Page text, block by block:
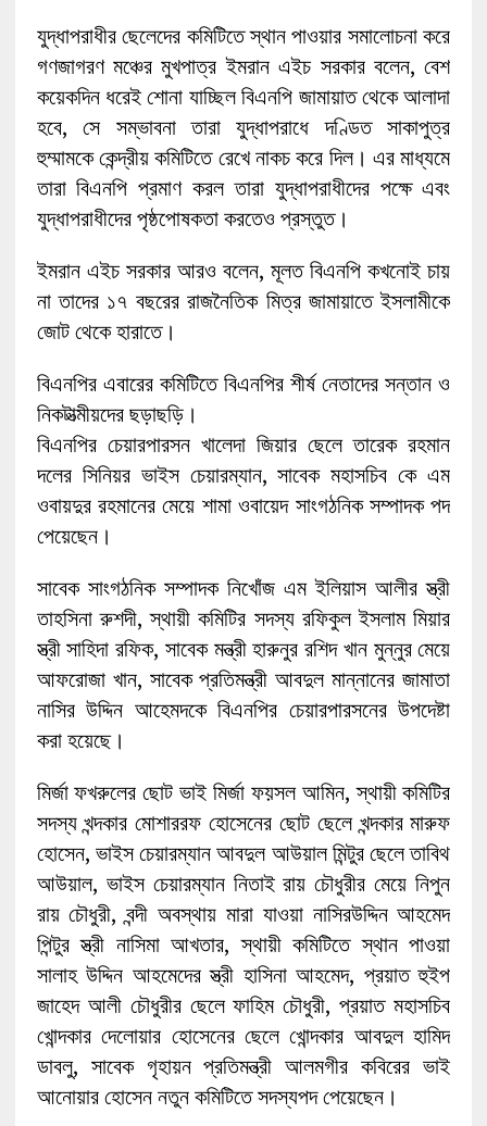
যুদ্ধাপরাধীর ছেলেদের কমিটিতে স্থান পাওয়ার সমালোচনা করে
গণজাগরণ মঞ্চের মুখপাত্র ইমরান এইচ সরকার বলেন, বেশ
কয়েকদিন ধরেই শোনা যাচ্ছিল বিএনপি জামায়াত থেকে আলাদা
হবে, সে সম্ভাবনা তারা যুদ্ধাপরাধে দণ্ডিত সাকাপুত্র
হুম্মামকে কেন্দ্রীয় কমিটিতে রেখে নাকচ করে দিল। এর মাধ্যমে
তারা বিএনপি প্রমাণ করল তারা যুদ্ধাপরাধীদের পক্ষে এবং
যুদ্ধাপরাধীদের পৃষ্ঠপোষকতা করতেও প্রস্তুত।
ইমরান এইচ সরকার আরও বলেন, মূলত বিএনপি কখনোই চায়
না তাদের ১৭ বছরের রাজনৈতিক মিত্র জামায়াতে ইসলামীকে
জোট থেকে হারাতে।
বিএনপির এবারের কমিটিতে বিএনপির শীর্ষ নেতাদের সন্তান ও
নিকটাত্মীয়দের ছড়াছড়ি।
বিএনপির চেয়ারপারসন খালেদা জিয়ার ছেলে তারেক রহমান
দলের সিনিয়র ভাইস চেয়ারম্যান, সাবেক মহাসচিব কে এম
ওবায়দুর রহমানের মেয়ে শামা ওবায়েদ সাংগঠনিক সম্পাদক পদ
পেয়েছেন।
সাবেক সাংগঠনিক সম্পাদক নিখোঁজ এম ইলিয়াস আলীর স্ত্রী
তাহসিনা রুশদী, স্থায়ী কমিটির সদস্য রফিকুল ইসলাম মিয়ার
স্ত্রী সাহিদা রফিক, সাবেক মন্ত্রী হারুনুর রশিদ খান মুন্নুর মেয়ে
আফরোজা খান, সাবেক প্রতিমন্ত্রী আবদুল মান্নানের জামাতা
নাসির উদ্দিন আহেমদকে বিএনপির চেয়ারপারসনের উপদেষ্টা
করা হয়েছে।
মির্জা ফখরুলের ছোট ভাই মির্জা ফয়সল আমিন, স্থায়ী কমিটির
সদস্য খন্দকার মোশাররফ হোসেনের ছোট ছেলে খন্দকার মারুফ
হোসেন, ভাইস চেয়ারম্যান আবদুল আউয়াল মিন্টুর ছেলে তাবিথ
আউয়াল, ভাইস চেয়ারম্যান নিতাই রায় চৌধুরীর মেয়ে নিপুন
রায় চৌধুরী, বন্দী অবস্থায় মারা যাওয়া নাসিরউদ্দিন আহমেদ
পিন্টুর স্ত্রী নাসিমা আখতার, স্থায়ী কমিটিতে স্থান পাওয়া
সালাহ উদ্দিন আহমেদের স্ত্রী হাসিনা আহমেদ, প্রয়াত হুইপ
জাহেদ আলী চৌধুরীর ছেলে ফাহিম চৌধুরী, প্রয়াত মহাসচিব
খোন্দকার দেলোয়ার হোসেনের ছেলে খোন্দকার আবদুল হামিদ
ডাবলু, সাবেক গৃহায়ন প্রতিমন্ত্রী আলমগীর কবিরের ভাই
আনোয়ার হোসেন নতুন কমিটিতে সদস্যপদ পেয়েছেন।